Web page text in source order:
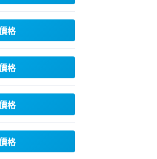
格
格
格
格